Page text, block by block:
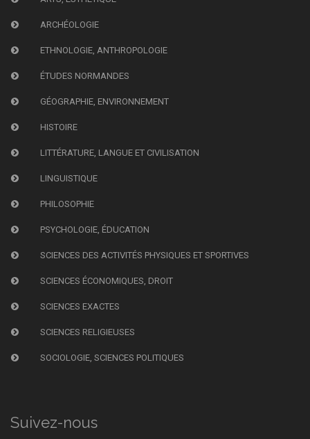
ARCHÉOLOGIE
ETHNOLOGIE, ANTHROPOLOGIE
ÉTUDES NORMANDES
GÉOGRAPHIE, ENVIRONNEMENT
HISTOIRE
LITTÉRATURE, LANGUE ET CIVILISATION
LINGUISTIQUE
PHILOSOPHIE
PSYCHOLOGIE, ÉDUCATION
SCIENCES DES ACTIVITÉS PHYSIQUES ET SPORTIVES
SCIENCES ÉCONOMIQUES, DROIT
SCIENCES EXACTES
SCIENCES RELIGIEUSES
SOCIOLOGIE, SCIENCES POLITIQUES
Suivez-nous